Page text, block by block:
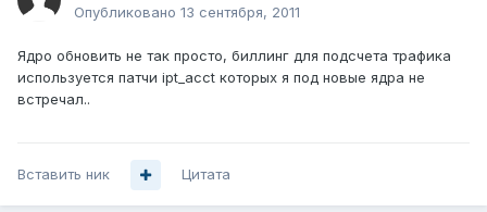
Опубликовано 13 сентября, 2011
Ядро обновить не так просто, биллинг для подсчета трафика
используется патчи ipt_acct которых я под новые ядра не
встречал..
Вставить ник Цитата